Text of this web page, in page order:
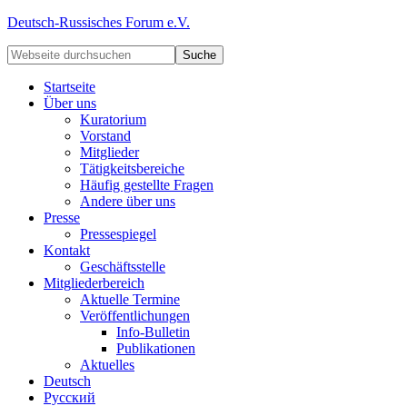
Deutsch-Russisches Forum e.V.
Startseite
Über uns
Kuratorium
Vorstand
Mitglieder
Tätigkeitsbereiche
Häufig gestellte Fragen
Andere über uns
Presse
Pressespiegel
Kontakt
Geschäftsstelle
Mitgliederbereich
Aktuelle Termine
Veröffentlichungen
Info-Bulletin
Publikationen
Aktuelles
Deutsch
Русский